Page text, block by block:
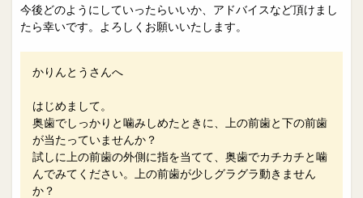
今後どのようにしていったらいいか、アドバイスなど頂けまし
たら幸いです。よろしくお願いいたします。
かりんとうさんへ
はじめまして。
奥歯でしっかりと噛みしめたときに、上の前歯と下の前歯
が当たっていませんか？
試しに上の前歯の外側に指を当てて、奥歯でカチカチと噛
んでみてください。上の前歯が少しグラグラ動きません
か？